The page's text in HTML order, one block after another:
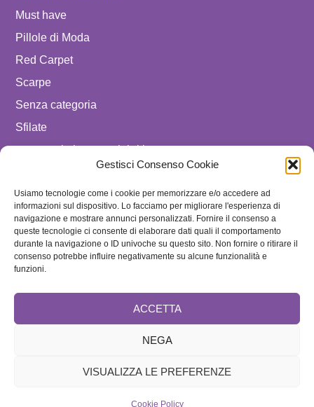
Gestisci Consenso Cookie
Usiamo tecnologie come i cookie per memorizzare e/o accedere ad
informazioni sul dispositivo. Lo facciamo per migliorare l'esperienza di
navigazione e mostrare annunci personalizzati. Fornire il consenso a
queste tecnologie ci consente di elaborare dati quali il comportamento
durante la navigazione o ID univoche su questo sito. Non fornire o ritirare il
consenso potrebbe influire negativamente su alcune funzionalità e
funzioni.
ACCETTA
NEGA
VISUALIZZA LE PREFERENZE
Cookie Policy
Must have
Pillole di Moda
Red Carpet
Scarpe
Senza categoria
Sfilate
spostare in luxury celebrities
Uomo
SEGUICI SU
ISCRIVITI ALLA NEWSLETTER
Contattaci
Disclaimer